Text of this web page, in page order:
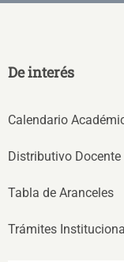
De interés
Calendario
Distributivo Docente
Tabla de Aranceles
Trámites